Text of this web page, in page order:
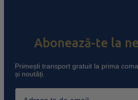
Abonează-te la
Primești transport gratuit la prima
și noutăți.
Email